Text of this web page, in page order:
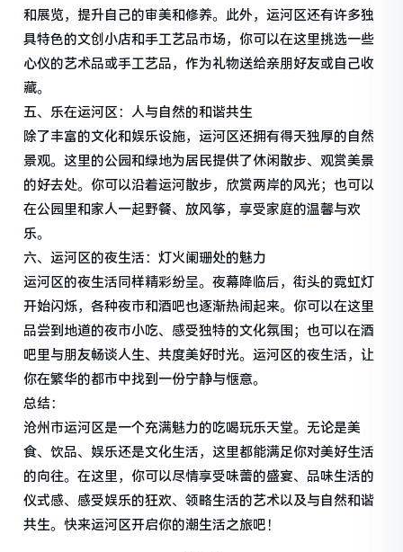
和展览，提升自己的审美和修养。此外，运河区还有许多独
具特色的文创小店和手工艺品市场，你可以在这里挑选一些
心仪的艺术品或手工艺品，作为礼物送给亲朋好友或自己收
藏。
五、乐在运河区：人与自然的和谐共生
除了丰富的文化和娱乐设施，运河区还拥有得天独厚的自然
景观。这里的公园和绿地为居民提供了休闲散步、观赏美景
的好去处。你可以沿着运河散步，欣赏两岸的风光；也可以
在公园里和家人一起野餐、放风筝，享受家庭的温馨与欢
乐。
六、运河区的夜生活：灯火阑珊处的魅力
运河区的夜生活同样精彩纷呈。夜幕降临后，街头的霓虹灯
开始闪烁，各种夜市和酒吧也逐渐热闹起来。你可以在这里
品尝到地道的夜市小吃、感受独特的文化氛围；也可以在酒
吧里与朋友畅谈人生、共度美好时光。运河区的夜生活，让
你在繁华的都市中找到一份宁静与惬意。
总结：
沧州市运河区是一个充满魅力的吃喝玩乐天堂。无论是美
食、饮品、娱乐还是文化生活，这里都能满足你对美好生活
的向往。在这里，你可以尽情享受味蕾的盛宴、品味生活的
仪式感、感受娱乐的狂欢、领略生活的艺术以及与自然和谐
共生。快来运河区开启你的潮生活之旅吧！